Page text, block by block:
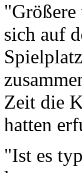
"Größere
sich auf
Zeit die
hatten
"Ist es